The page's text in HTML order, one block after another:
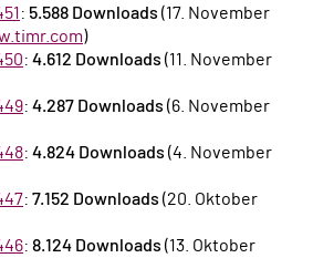
: 5.588 Downloads (17. November
)
: 4.612 Downloads (11. November
: 4.287 Downloads (6. November
: 4.824 Downloads (4. November
: 7.152 Downloads (20. Oktober
: 8.124 Downloads (13. Oktober